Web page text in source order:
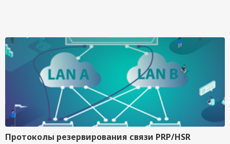
Протоколы резервирования связи PRP/HSR